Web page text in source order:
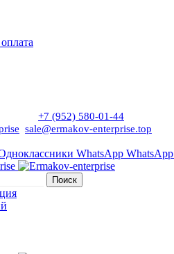
+7 (952) 580-01-44
sale@ermakov-enterprise.top
WhatsApp WhatsApp
Поиск